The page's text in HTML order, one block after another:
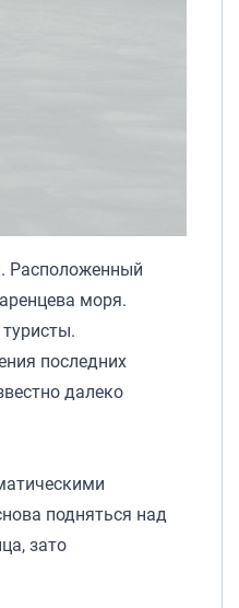
Расположенный
моря.
последних
далеко
подняться над
зато